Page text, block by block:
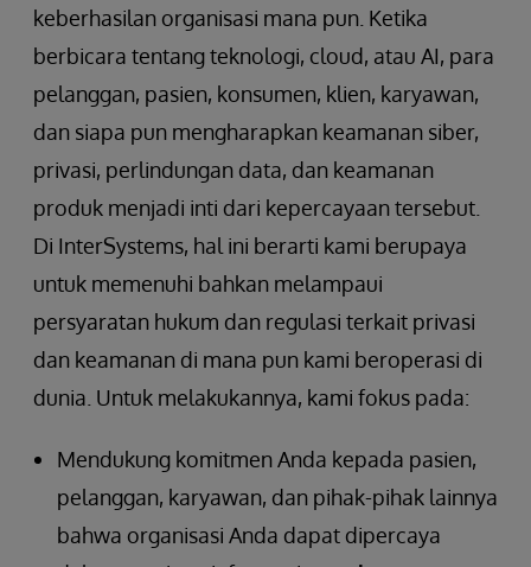
keberhasilan organisasi mana pun. Ketika
berbicara tentang teknologi, cloud, atau AI, para
pelanggan, pasien, konsumen, klien, karyawan,
dan siapa pun mengharapkan keamanan siber,
privasi, perlindungan data, dan keamanan
produk menjadi inti dari kepercayaan tersebut.
Di InterSystems, hal ini berarti kami berupaya
untuk memenuhi bahkan melampaui
persyaratan hukum dan regulasi terkait privasi
dan keamanan di mana pun kami beroperasi di
dunia. Untuk melakukannya, kami fokus pada:
Mendukung komitmen Anda kepada pasien,
pelanggan, karyawan, dan pihak-pihak lainnya
bahwa organisasi Anda dapat dipercaya